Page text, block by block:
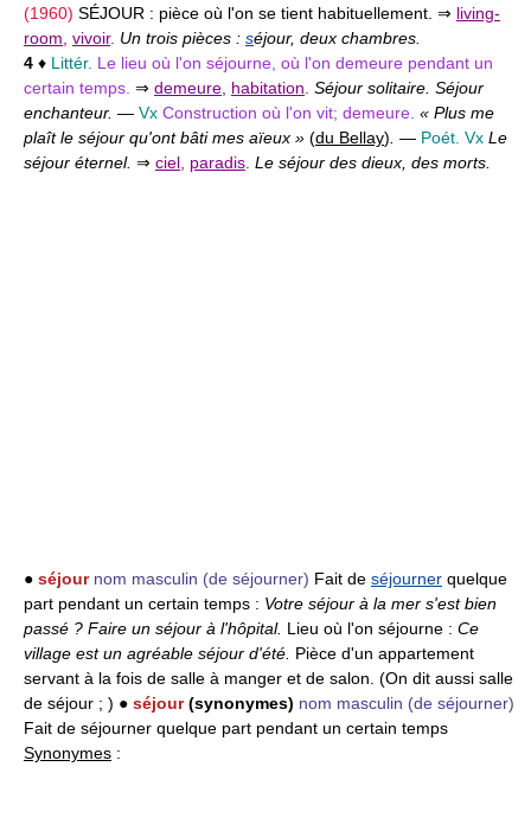
(1960) SÉJOUR : pièce où l'on se tient habituellement. ⇒ living-
room vivoir. Un trois pièces : séjour, deux chambres.
4 ♦ Littér. Le lieu où l'on séjourne, où l'on demeure pendant un
certain temps. ⇒ demeure habitation Séjour solitaire. Séjour
enchanteur. — Vx Construction où l'on vit; demeure. « Plus me
plaît le séjour qu'ont bâti mes aïeux » (du Bellay) — Poét. Vx Le
séjour éternel. ⇒ ciel paradis Le séjour des dieux, des morts.
● séjour nom masculin (de séjourner) Fait de séjourner quelque
part pendant un certain temps : Votre séjour à la mer s'est bien
passé ? Faire un séjour à l'hôpital. Lieu où l'on séjourne : Ce
village est un agréable séjour d'été. Pièce d'un appartement
servant à la fois de salle à manger et de salon. (On dit aussi salle
de séjour ; ) ● séjour(synonymes) nom masculin (de séjourner)
Fait de séjourner quelque part pendant un certain temps
Synonymes :